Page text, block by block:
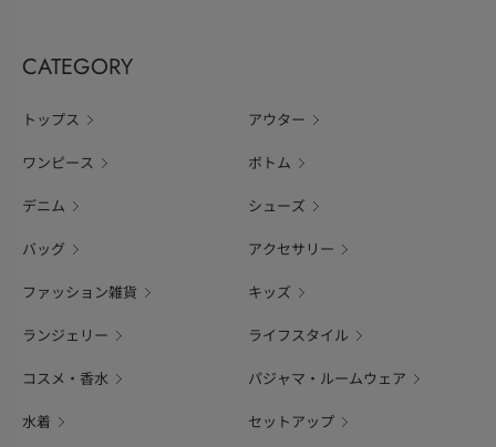
CATEGORY
トップス アウター
ワンピース ボトム
デニム シューズ
バッグ アクセサリー
ファッション雑貨 キッズ
ランジェリー ライフスタイル
コスメ・香水 パジャマ・ルームウェア
水着 セットアップ